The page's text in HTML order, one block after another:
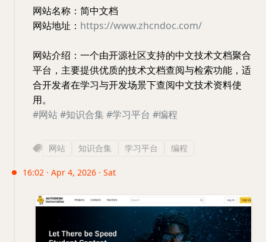
网站名称：简中文档
网站地址： https://www.zhcndoc.com/
网站介绍：一个由开源社区支持的中文技术文档聚合
平台，主要提供优质的技术文档查阅与检索功能，适
合开发者在学习与开发场景下查阅中文技术资料使
用。
#网站#知识合集#学习平台 #编程
网站 知识合集 学习平台 编程
16:02 · Apr 4, 2026 · Sat